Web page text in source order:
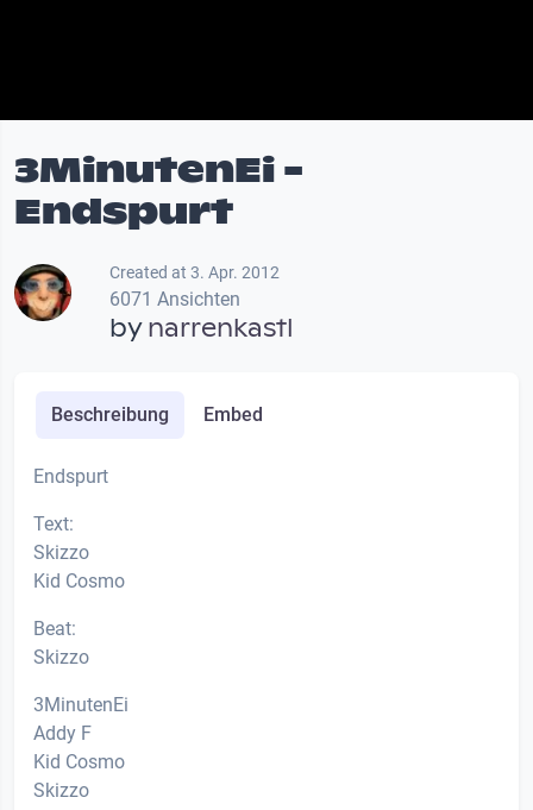
3MinutenEi -
Endspurt
Created at 3. Apr. 2012
6071 Ansichten
bynarrenkastl
Beschreibung Embed
Endspurt
Text:
Skizzo
Kid Cosmo
Beat:
Skizzo
3MinutenEi
Addy F
Kid Cosmo
Skizzo